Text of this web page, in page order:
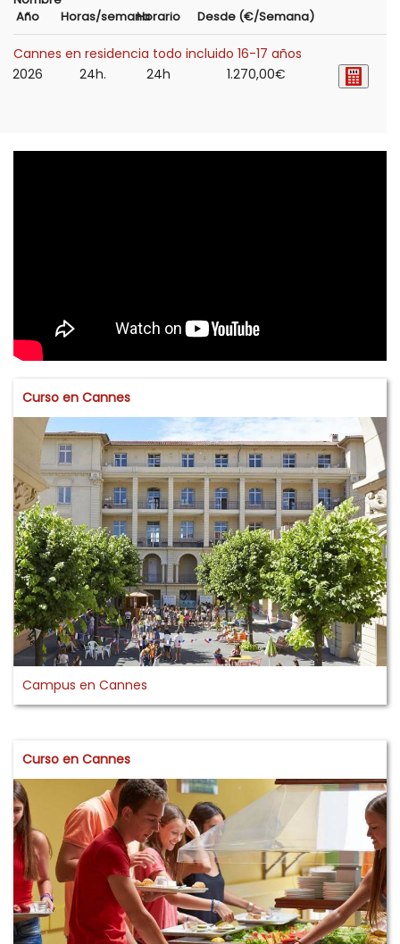
Año
Horas/semanaHorario Desde (€/Semana)
Cannes en residencia todo incluido 16-17 años
2026
24h. 24h 1.270,00€
Curso en Cannes
Campus en Cannes
Curso en Cannes